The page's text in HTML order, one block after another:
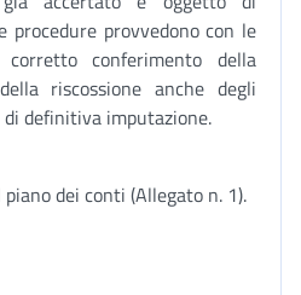
procedure provvedono con le
conferimento della
riscossione anche degli
definitiva imputazione.
dei conti (Allegato n. 1).